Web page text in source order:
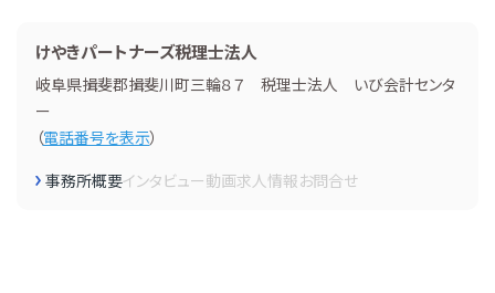
けやきパートナーズ税理士法人
岐阜県揖斐郡揖斐川町三輪８７ 税理士法人 いび会計センタ
ー
（電話番号を表示）
事務所概要インタビュー動画求人情報お問合せ